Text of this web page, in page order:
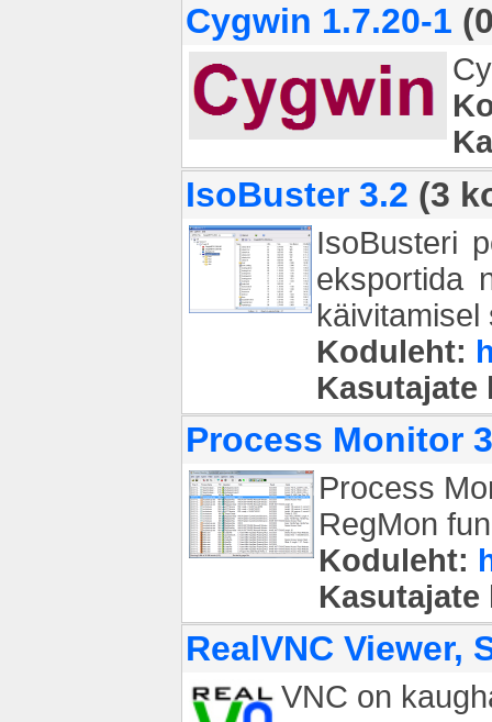
Cygwin 1.7.20-1
IsoBuster 3.2 (3
IsoBusteri
eksportida
Koduleht:
Process Monitor
Process
RegMon
Koduleht:
RealVNC Viewer,
VNC on